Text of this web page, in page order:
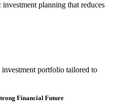
planning that reduces
investment portfolio tailored to
Financial Future